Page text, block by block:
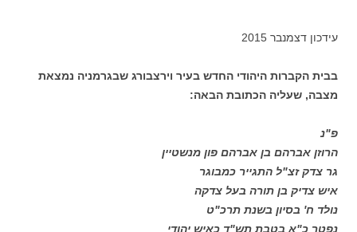
עידכון דצמנבר 2015
בבית הקברות היהודי החדש בעיר וירצבורג שבגרמניה נמצאת
מצבה, שעליה הכתובת הבאה:
פ"נ
הרוזן אברהם בן אברהם פון מנשטיין
גר צדק זצ"ל התגייר כמבוגר
איש צדיק בן תורה בעל צדקה
נולד ח' בסיון בשנת תרכ"ט
נפטר כ"א בטבת תש"ד כאיש יהודי